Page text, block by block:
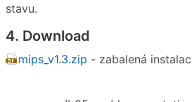
stavu.
4. Download
mips_v1.3.zip - zabalená